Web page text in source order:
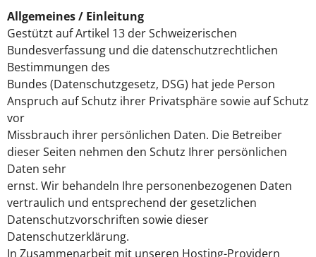
Allgemeines / Einleitung
Gestützt auf Artikel 13 der Schweizerischen
Bundesverfassung und die datenschutzrechtlichen
Bestimmungen des
Bundes (Datenschutzgesetz, DSG) hat jede Person
Anspruch auf Schutz ihrer Privatsphäre sowie auf Schutz
vor
Missbrauch ihrer persönlichen Daten. Die Betreiber
dieser Seiten nehmen den Schutz Ihrer persönlichen
Daten sehr
ernst. Wir behandeln Ihre personenbezogenen Daten
vertraulich und entsprechend der gesetzlichen
Datenschutzvorschriften sowie dieser
Datenschutzerklärung.
In Zusammenarbeit mit unseren Hosting-Providern